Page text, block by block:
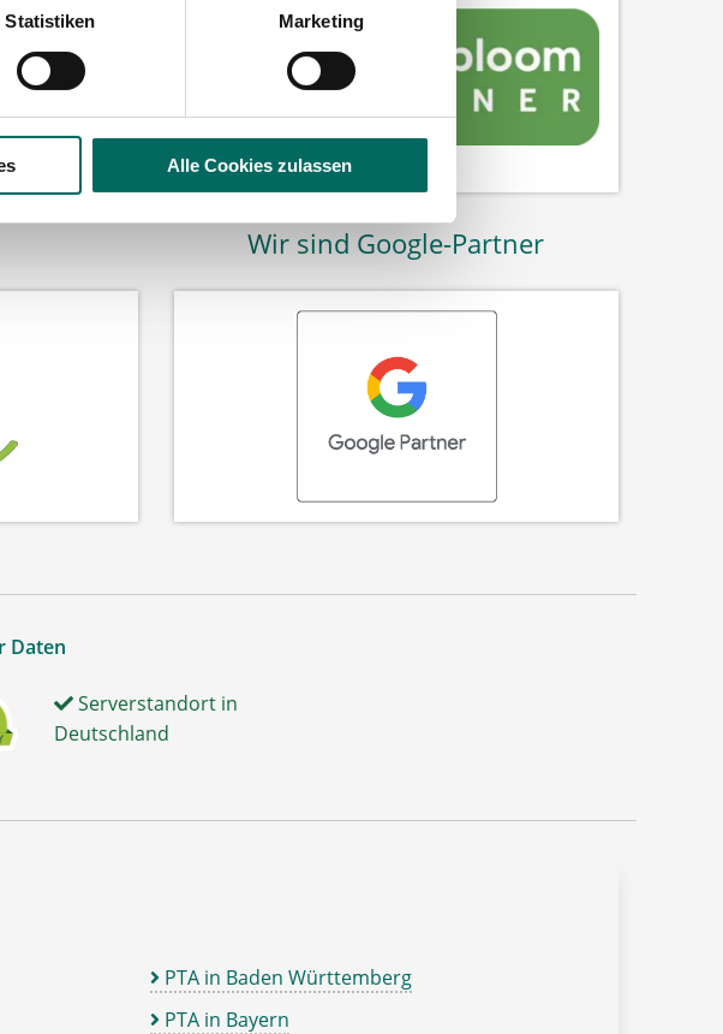
Statistiken Marketing
Alle Cookies zulassen
Wir sind Google-Partner
Daten
Serverstandort in
Deutschland
PTA in Baden Württemberg
PTA in Bayern